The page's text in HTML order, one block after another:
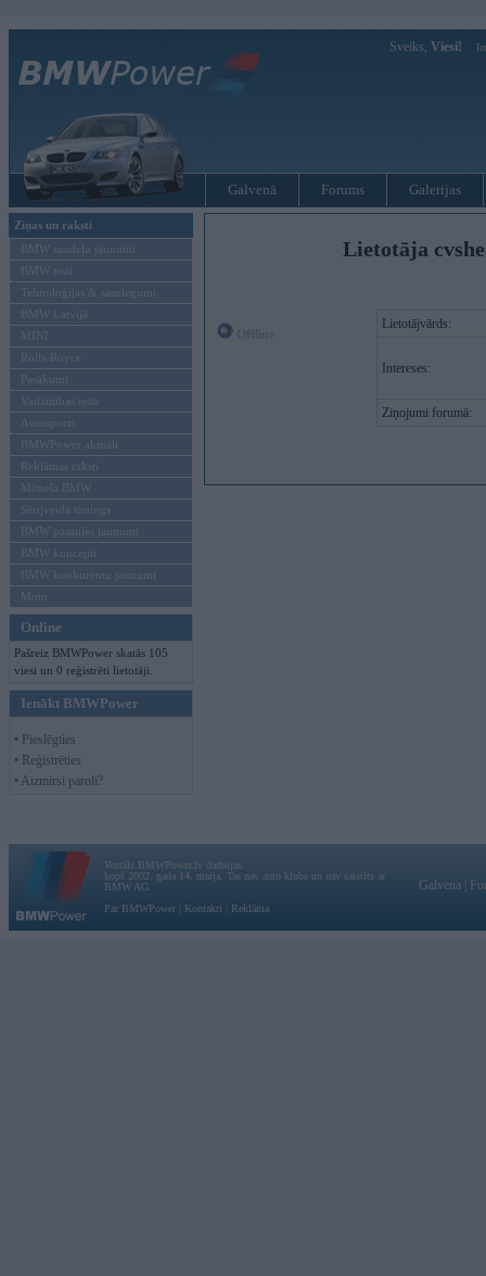
Sveiks, Viesi!
Galvenā Forums Galerijas
Ziņas un raksti
BMW modeļu jaunumi
BMW testi
Tehnoloģijas & sasniegumi
BMW Latvijā
MINI
Rolls-Royce
Pasākumi
Vadāmības tests
Autosports
BMWPower aktuāli
Reklāmas raksti
Mēneša BMW
Sērijveida tūnings
BMW pasaules jaunumi
BMW koncepti
BMW konkurentu jaunumi
Moto
Online
Pašreiz BMWPower skatās 105
viesi un 0 reģistrēti lietotāji.
Ienākt BMWPower
• Pieslēgties
• Reģistrēties
• Aizmirsi paroli?
Lietotāja
Lietotājvārds:
Intereses:
Ziņojumi forumā:
Vortāls BMWPower.lv darbojas
kopš 2002. gada 14. maija. Tas nav auto klubs un nav saistīts ar
BMW AG.
Par BMWPower
Kontakti Reklāma
Galvena